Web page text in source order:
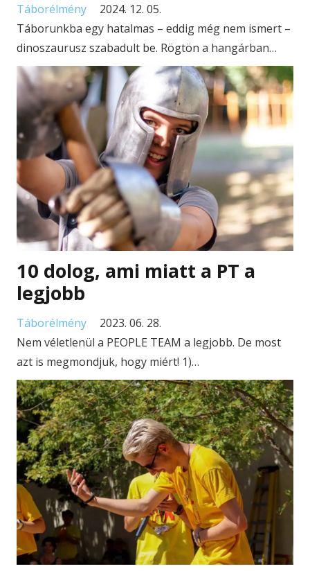
Táborélmény
2024. 12. 05.
Táborunkba egy hatalmas – eddig még nem ismert –
dinoszaurusz szabadult be. Rögtön a hangárban…
10 dolog, ami miatt a PT a
legjobb
Táborélmény
2023. 06. 28.
Nem véletlenül a PEOPLE TEAM a legjobb. De most
azt is megmondjuk, hogy miért! 1)…